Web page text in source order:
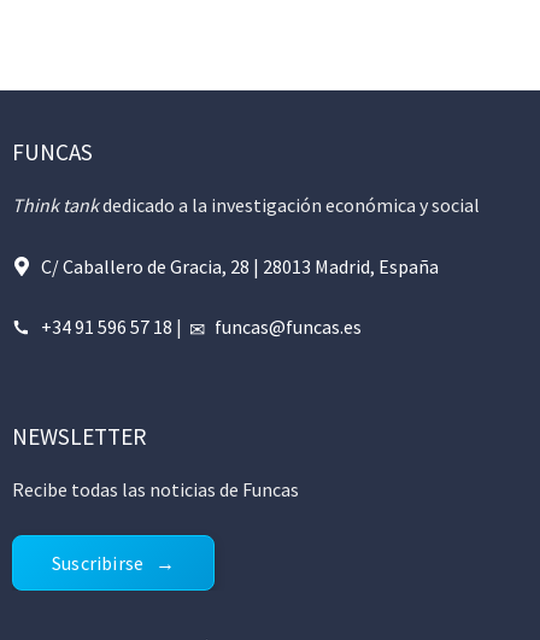
FUNCAS
Think tankdedicado a la investigación económica y social
C/ Caballero de Gracia, 28 | 28013 Madrid, España
+34 91 596 57 18 | funcas@funcas.es
NEWSLETTER
Recibe todas las noticias de Funcas
Suscribirse